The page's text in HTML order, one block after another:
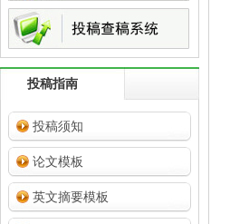
投稿指南
投稿须知
论文模板
英文摘要模板